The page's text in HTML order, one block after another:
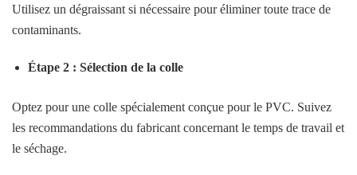
Utilisez un dégraissant si nécessaire pour éliminer toute trace de
contaminants.
Étape 2 : Sélection de la colle
Optez pour une colle spécialement conçue pour le PVC. Suivez
les recommandations du fabricant concernant le temps de travail et
le séchage.